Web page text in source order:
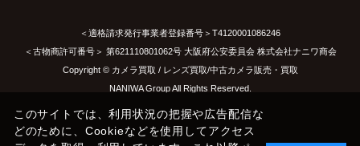
＜適格請求発行事業者登録番号＞T4120001086246
＜古物商許可番号＞ 第621110801062号 大阪府公安委員会 株式会社ナニワ商会
Copyright © カメラ買取 / レンズ買取/中古カメラ販売・買取
NANIWA Group All Rights Reserved.
このサイトでは、利用状況の把握や広告配信な
どのために、Cookieなどを使用してアクセス